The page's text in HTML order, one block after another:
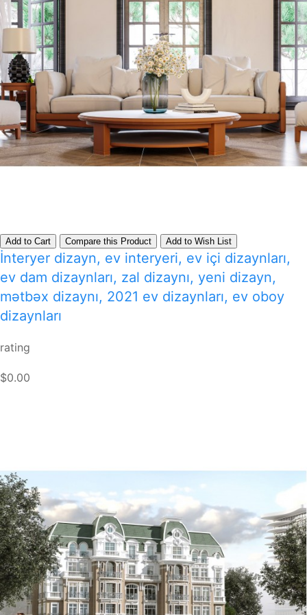
Add to Cart Compare this Product Add to Wish List
İnteryer dizayn, ev interyeri, ev içi dizaynları,
ev dam dizaynları, zal dizaynı, yeni dizayn,
mətbəx dizaynı, 2021 ev dizaynları, ev oboy
dizaynları
rating
$0.00